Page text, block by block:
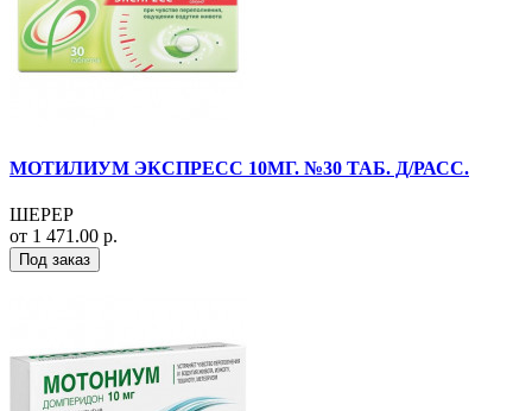
МОТИЛИУМ ЭКСПРЕСС 10МГ. №30 ТАБ. Д/РАСС.
ШЕРЕР
от 1 471.00 р.
Под заказ